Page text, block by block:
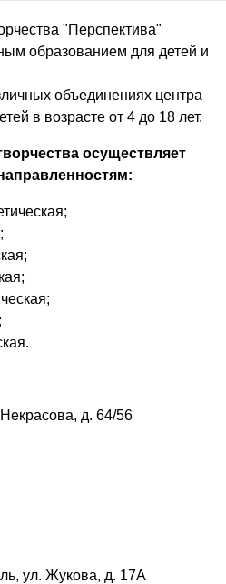
"Перспектива"
образованием для детей и
объединениях центра
в возрасте от 4 до 18 лет.
осуществляет
д. 64/56
ул. Жукова, д. 17А